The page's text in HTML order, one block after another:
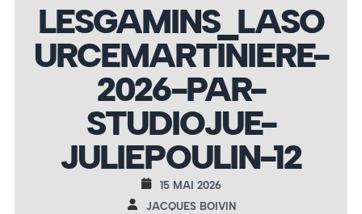
LESGAMINS_LASO
URCEMARTINIERE-
2026-PAR-
STUDIOJUE-
JULIEPOULIN-12
15 MAI 2026
JACQUES BOIVIN